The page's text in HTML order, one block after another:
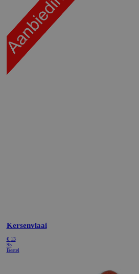
Kersenvlaai
€ 13
95
Bestel